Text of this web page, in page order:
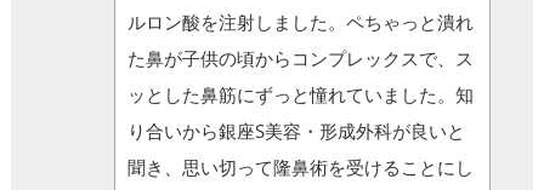
ルロン酸を注射しました。ペちゃっと潰れ
た鼻が子供の頃からコンプレックスで、ス
ッとした鼻筋にずっと憧れていました。知
り合いから銀座S美容・形成外科が良いと
聞き、思い切って隆鼻術を受けることにし